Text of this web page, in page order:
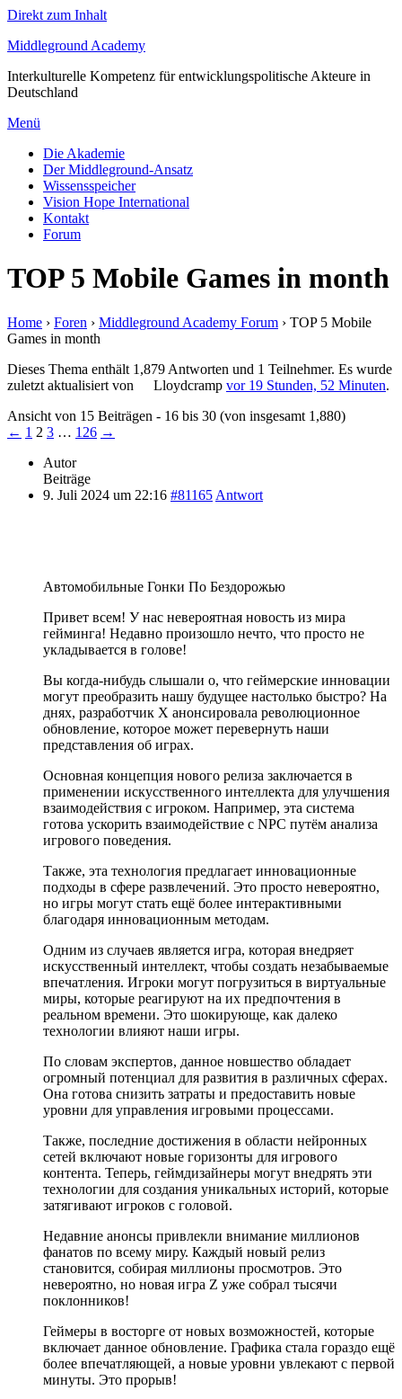
Direkt zum Inhalt
Middleground Academy
Interkulturelle Kompetenz für entwicklungspolitische Akteure in
Deutschland
Menü
Die Akademie
Der Middleground-Ansatz
Wissensspeicher
Vision Hope International
Kontakt
Forum
TOP 5 Mobile Games in month
Home › Foren › Middleground Academy Forum › TOP 5 Mobile
Games in month
Dieses Thema enthält 1,879 Antworten und 1 Teilnehmer. Es wurde
zuletzt aktualisiert von
Lloydcramp vor 19 Stunden, 52 Minuten.
Ansicht von 15 Beiträgen - 16 bis 30 (von insgesamt 1,880)
← 1 2 3 … 126 →
Autor
Beiträge
9. Juli 2024 um 22:16 #81165 Antwort
Автомобильные Гонки По Бездорожью
Привет всем! У нас невероятная новость из мира
гейминга! Недавно произошло нечто, что просто не
укладывается в голове!
Вы когда-нибудь слышали о, что геймерские инновации
могут преобразить нашу будущее настолько быстро? На
днях, разработчик X анонсировала революционное
обновление, которое может перевернуть наши
представления об играх.
Основная концепция нового релиза заключается в
применении искусственного интеллекта для улучшения
взаимодействия с игроком. Например, эта система
готова ускорить взаимодействие с NPC путём анализа
игрового поведения.
Также, эта технология предлагает инновационные
подходы в сфере развлечений. Это просто невероятно,
но игры могут стать ещё более интерактивными
благодаря инновационным методам.
Одним из случаев является игра, которая внедряет
искусственный интеллект, чтобы создать незабываемые
впечатления. Игроки могут погрузиться в виртуальные
миры, которые реагируют на их предпочтения в
реальном времени. Это шокирующе, как далеко
технологии влияют наши игры.
По словам экспертов, данное новшество обладает
огромный потенциал для развития в различных сферах.
Она готова снизить затраты и предоставить новые
уровни для управления игровыми процессами.
Также, последние достижения в области нейронных
сетей включают новые горизонты для игрового
контента. Теперь, геймдизайнеры могут внедрять эти
технологии для создания уникальных историй, которые
затягивают игроков с головой.
Недавние анонсы привлекли внимание миллионов
фанатов по всему миру. Каждый новый релиз
становится, собирая миллионы просмотров. Это
невероятно, но новая игра Z уже собрал тысячи
поклонников!
Геймеры в восторге от новых возможностей, которые
включает данное обновление. Графика стала гораздо ещё
более впечатляющей, а новые уровни увлекают с первой
минуты. Это прорыв!